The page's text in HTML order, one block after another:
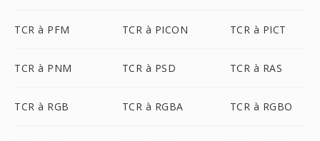
TCR à PFM TCR à PICON TCR à PICT
TCR à PNM TCR à PSD TCR à RAS
TCR à RGB TCR à RGBA TCR à RGBO